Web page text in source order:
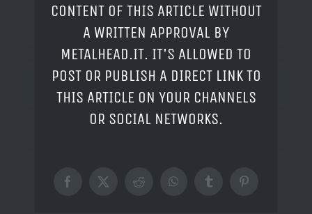
CONTENT OF THIS ARTICLE WITHOUT
A WRITTEN APPROVAL BY
METALHEAD.IT. IT'S ALLOWED TO
POST OR PUBLISH A DIRECT LINK TO
THIS ARTICLE ON YOUR CHANNELS
OR SOCIAL NETWORKS.
Facebook
X RedditWhatsAppTumblrPinterest